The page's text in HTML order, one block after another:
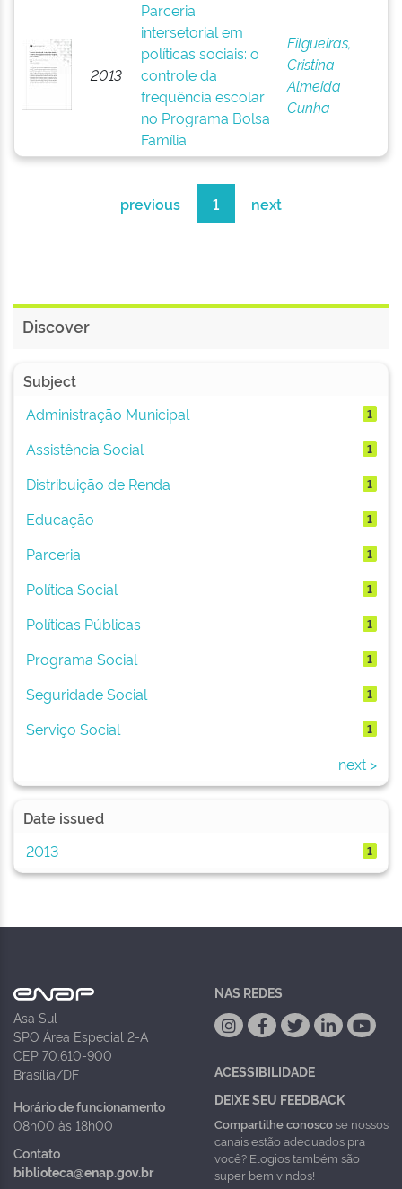
2013
Parceria
intersetorial em
políticas sociais: o
controle da
frequência escolar
no Programa Bolsa
Família
Filgueiras,
Cristina
Almeida
Cunha
previous 1 next
Discover
Subject
Administração Municipal
1
Assistência Social 1
Distribuição de Renda 1
Educação 1
Parceria 1
Política Social 1
Políticas Públicas 1
Programa Social 1
Seguridade Social 1
Serviço Social 1
next >
Date issued
2013
1
Asa Sul
SPO Área Especial 2-A
CEP 70.610-900
Brasília/DF
Horário de funcionamento
08h00 às 18h00
Contato
biblioteca@enap.gov.br
NAS REDES
ACESSIBILIDADE
DEIXE SEU FEEDBACK
Compartilhe conoscose nossos
canais estão adequados pra
você? Elogios também são
super bem vindos!